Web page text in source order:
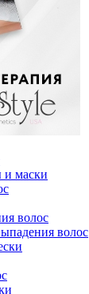
маски
волос
волос